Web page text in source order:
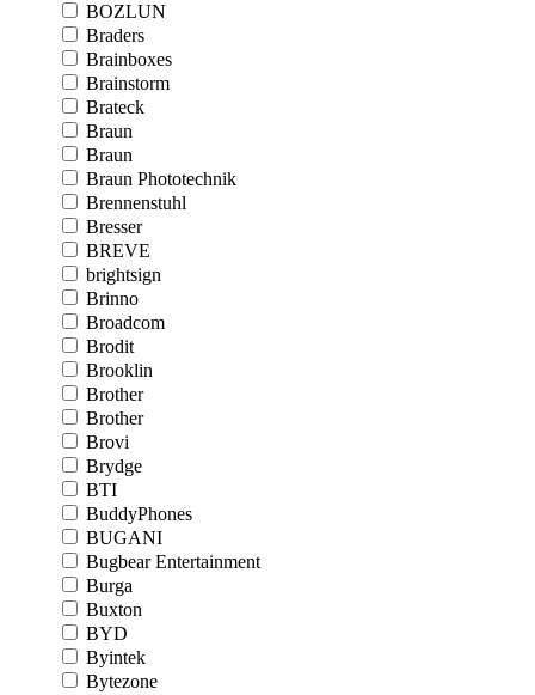
BOZLUN
Braders
Brainboxes
Brainstorm
Brateck
Braun
Braun
Braun Phototechnik
Brennenstuhl
Bresser
BREVE
brightsign
Brinno
Broadcom
Brodit
Brooklin
Brother
Brother
Brovi
Brydge
BTI
BuddyPhones
BUGANI
Bugbear Entertainment
Burga
Buxton
BYD
Byintek
Bytezone